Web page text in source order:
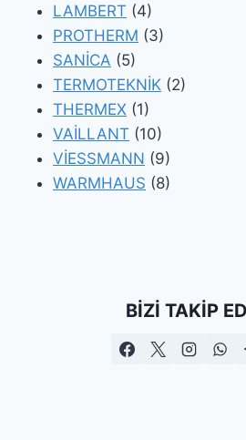
LAMBERT (4)
PROTHERM (3)
SANİCA (5)
TERMOTEKNİK (2)
THERMEX (1)
VAİLLANT (10)
VİESSMANN (9)
WARMHAUS (8)
BIZI TAKIP